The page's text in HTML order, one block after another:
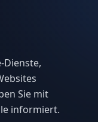
Dienste,
Sie mit
informiert.